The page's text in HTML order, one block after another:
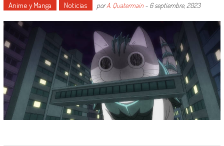
Anime y Manga Noticias porA. Quatermain- 6 septiembre, 2023